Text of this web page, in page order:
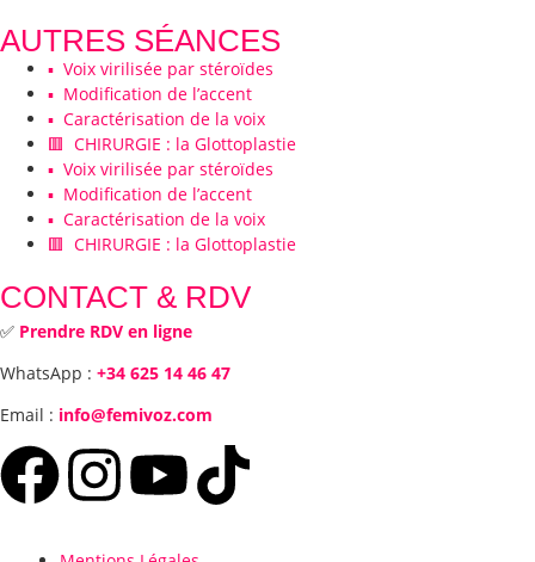
AUTRES SÉANCES
▪️ Voix virilisée par stéroïdes
▪️ Modification de l’accent
▪️ Caractérisation de la voix
🟥 CHIRURGIE : la Glottoplastie
▪️ Voix virilisée par stéroïdes
▪️ Modification de l’accent
▪️ Caractérisation de la voix
🟥 CHIRURGIE : la Glottoplastie
CONTACT & RDV
✅ Prendre RDV en ligne
WhatsApp : +34 625 14 46 47
Email : info@femivoz.com